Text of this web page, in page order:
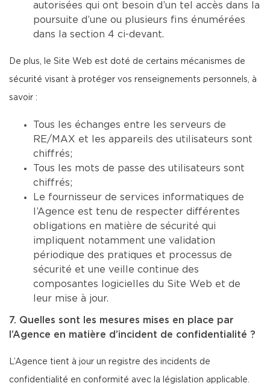
autorisées qui ont besoin d’un tel accès dans la
poursuite d’une ou plusieurs fins énumérées
dans la section 4 ci-devant.
De plus, le Site Web est doté de certains mécanismes de
sécurité visant à protéger vos renseignements personnels, à
savoir :
Tous les échanges entre les serveurs de
RE/MAX et les appareils des utilisateurs sont
chiffrés;
Tous les mots de passe des utilisateurs sont
chiffrés;
Le fournisseur de services informatiques de
l’Agence est tenu de respecter différentes
obligations en matière de sécurité qui
impliquent notamment une validation
périodique des pratiques et processus de
sécurité et une veille continue des
composantes logicielles du Site Web et de
leur mise à jour.
7. Quelles sont les mesures mises en place par
l’Agence en matière d’incident de confidentialité ?
L’Agence tient à jour un registre des incidents de
confidentialité en conformité avec la législation applicable.